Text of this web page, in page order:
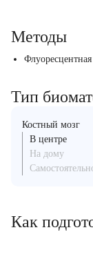
Методы
Тип
Костный мозг
В центре
На дому
Как